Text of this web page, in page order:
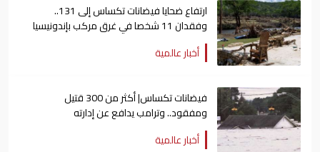
ارتفاع ضحايا فيضانات تكساس إلى 131..
وفقدان 11 شخصا في غرق مركب بإندونيسيا
أخبار عالمية
فيضانات تكساس| أكثر من 300 قتيل
ومفقود.. وترامب يدافع عن إدارته
أخبار عالمية